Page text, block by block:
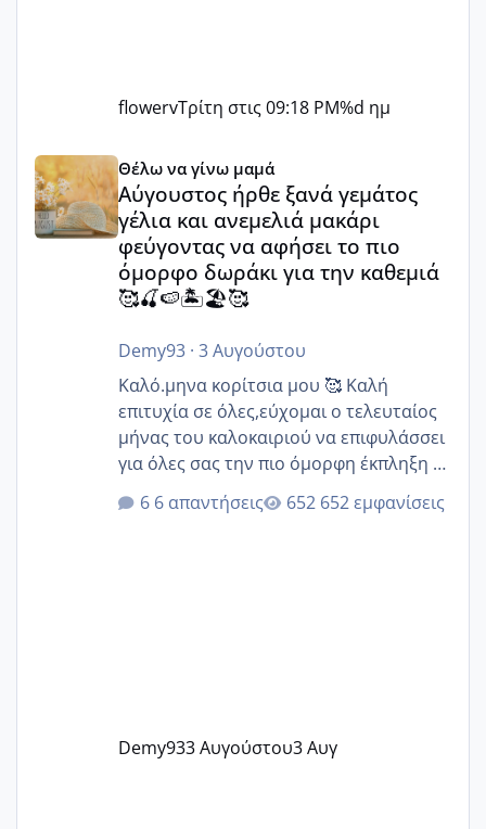
flowervΤρίτη στις 09:18 PM%d ημ
Αύγουστος ήρθε ξανά γεμάτος γέλια και ανεμελιά
Θέλω να γίνω μαμά
Αύγουστος ήρθε ξανά γεμάτος
γέλια και ανεμελιά μακάρι
φεύγοντας να αφήσει το πιο
όμορφο δωράκι για την καθεμιά
🥰🍒🍉🏝️🏖️🥰
Demy93· 3 Αυγούστου
Καλό.μηνα κορίτσια μου 🥰 Καλή
επιτυχία σε όλες,εύχομαι ο τελευταίος
μήνας του καλοκαιριού να επιφυλάσσει
για όλες σας την πιο όμορφη έκπληξη 🧿
@Elk @Melikara86 @Παρασκευαιδου
@Zenia z @melitiniღ @Christi.D.
6 απαντήσεις 652 εμφανίσεις
Demy933 Αυγούστου3 Αυγ